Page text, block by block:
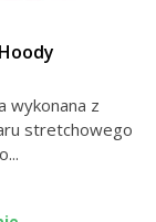
wykonana z
stretchowego